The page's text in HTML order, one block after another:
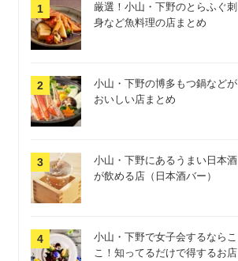
厳選！小山・下野のとらふぐ刺
身など魚料理の店まとめ
小山・下野の博多もつ鍋などが
おいしい店まとめ
小山・下野にあるうまい日本酒
が飲める店（日本酒バー）
小山・下野で女子会するならこ
こ！知ってるだけで得するお店